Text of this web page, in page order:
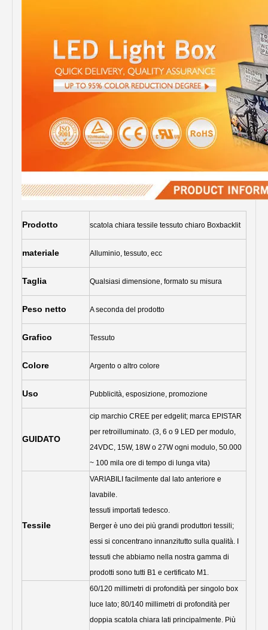
Prodotto scatola chiara tessile tessuto chiaro Boxbacklit
materiale Alluminio, tessuto, ecc
Taglia Qualsiasi dimensione, formato su misura
Peso netto A seconda del prodotto
Grafico Tessuto
Colore Argento o altro colore
Uso Pubblicità, esposizione, promozione
GUIDATO
cip marchio CREE per edgelit; marca EPISTAR
per retroilluminato. (3, 6 o 9 LED per modulo,
24VDC, 15W, 18W o 27W ogni modulo, 50.000
~ 100 mila ore di tempo di lunga vita)
Tessile
VARIABILI facilmente dal lato anteriore e
lavabile.
tessuti importati tedesco.
Berger è uno dei più grandi produttori tessili;
essi si concentrano innanzitutto sulla qualità. I
tessuti che abbiamo nella nostra gamma di
prodotti sono tutti B1 e certificato M1.
60/120 millimetri di profondità per singolo box
luce lato; 80/140 millimetri di profondità per
doppia scatola chiara lati principalmente. Più